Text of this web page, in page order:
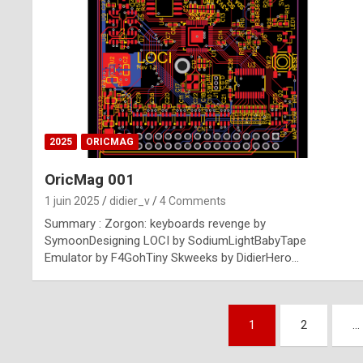
2025 ORICMAG
OricMag 001
1 juin 2025 didier_v 4 Comments
Summary : Zorgon: keyboards revenge by
SymoonDesigning LOCI by SodiumLightBabyTape
Emulator by F4GohTiny Skweeks by DidierHero…
1 2 …